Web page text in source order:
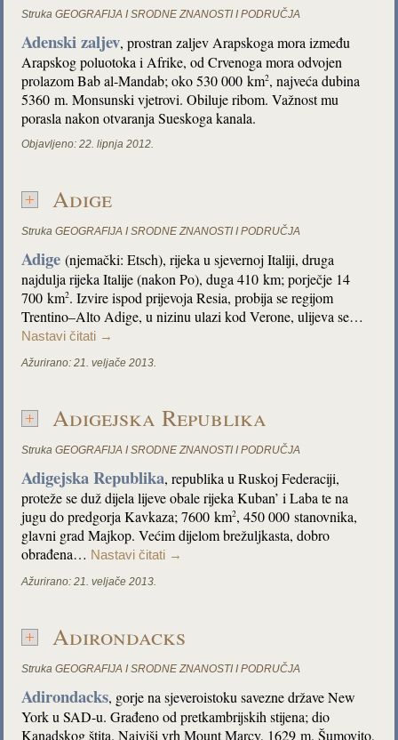
Struka GEOGRAFIJA I SRODNE ZNANOSTI I PODRUČJA
Adenski zaljev, prostran zaljev Arapskoga mora između
Arapskog poluotoka i Afrike, od Crvenoga mora odvojen
prolazom Bab al-Mandab; oko 530 000 km2, najveća dubina
5360 m. Monsunski vjetrovi. Obiluje ribom. Važnost mu
porasla nakon otvaranja Sueskoga kanala.
Objavljeno: 22. lipnja 2012.
Adige
Struka GEOGRAFIJA I SRODNE ZNANOSTI I PODRUČJA
Adige(njemački: Etsch), rijeka u sjevernoj Italiji, druga
najdulja rijeka Italije (nakon Po), duga 410 km; porječje 14
700 km2. Izvire ispod prijevoja Resia, probija se regijom
Trentino–Alto Adige, u nizinu ulazi kod Verone, ulijeva se…
Nastavi čitati →
Ažurirano: 21. veljače 2013.
Adigejska Republika
Struka GEOGRAFIJA I SRODNE ZNANOSTI I PODRUČJA
Adigejska Republika, republika u Ruskoj Federaciji,
proteže se duž dijela lijeve obale rijeka Kuban’ i Laba te na
jugu do predgorja Kavkaza; 7600 km2, 450 000 stanovnika,
glavni grad Majkop. Većim dijelom brežuljkasta, dobro
obrađena… Nastavi čitati →
Ažurirano: 21. veljače 2013.
Adirondacks
Struka GEOGRAFIJA I SRODNE ZNANOSTI I PODRUČJA
Adirondacks, gorje na sjeveroistoku savezne države New
York u SAD-u. Građeno od pretkambrijskih stijena; dio
Kanadskog štita. Najviši vrh Mount Marcy, 1629 m. Šumovito,